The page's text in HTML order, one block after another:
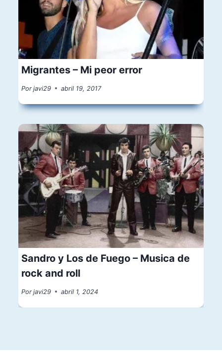
Migrantes – Mi peor error
Por javi29 abril 19, 2017
Sandro y Los de Fuego – Musica de
rock and roll
Por javi29 abril 1, 2024